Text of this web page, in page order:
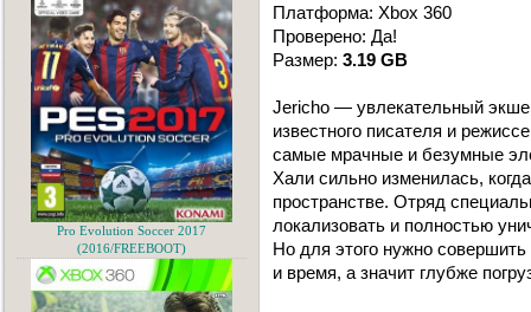
Платформа: Xbox 360
Проверено: Да!
Размер: 3.19 GB
Jericho — увлекательный
известного писателя и
самые мрачные и безумные
Хали сильно изменилась,
пространстве. Отряд
локализовать и полностью
Но для этого нужно
и время, а значит глубже
Pro Evolution Soccer 2017
(2016/FREEBOOT)